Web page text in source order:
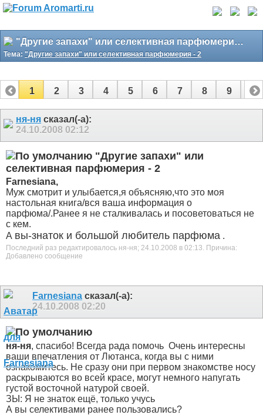
"Другие запахи" или селективная парфюмерия - 2
Тема: "Другие запахи" или селективная парфюмерия - 2
1 2 3 4 5 6 7 8 9 10
13
ня-ня сказал(-а):
24.10.2008 02:12
"Другие запахи" или
селективная парфюмерия - 2
Farnesiana,
Муж смотрит и улыбается,я объясняю,что это моя
настольная книга/вся ваша информация о
парфюма/.Ранее я не сталкивалась и посоветоваться не
с кем.
А вы-знаток и большой любитель парфюма .
Последний раз редактировалось ня-ня; 24.10.2008 в 02:13. Причина:
Добавлено сообщение
Farnesiana сказал(-а):
24.10.2008 02:20
ня-ня, спасибо! Всегда рада помочь Очень интересны
ваши впечатления от Лютанса, когда вы с ними
ознакомитесь. Не сразу они при первом знакомстве носу
раскрываются во всей красе, могут немного напугать
густой восточной натурой своей.
ЗЫ: Я не знаток ещё, только учусь
А вы селективами ранее пользовались?